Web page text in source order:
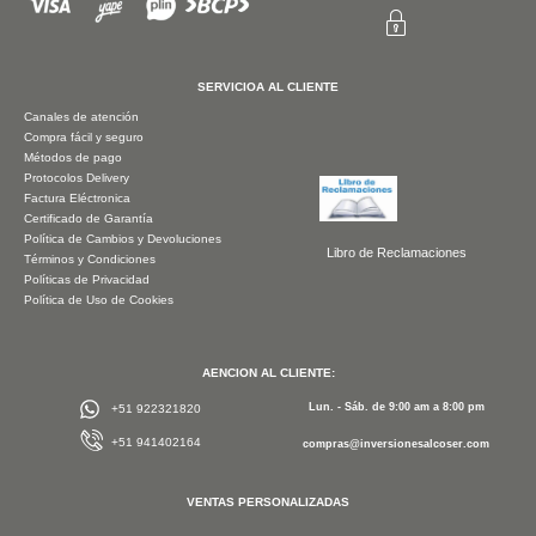
SERVICIOA AL CLIENTE
Canales de atención
Compra fácil y seguro
Métodos de pago
Protocolos Delivery
Factura Eléctronica
Certificado de Garantía
Política de Cambios y Devoluciones
Términos y Condiciones
Políticas de Privacidad
Política de Uso de Cookies
Libro de Reclamaciones
AENCION AL CLIENTE:
+51 922321820
+51 941402164
Lun. - Sáb. de 9:00 am a 8:00 pm
compras@inversionesalcoser.com
VENTAS PERSONALIZADAS